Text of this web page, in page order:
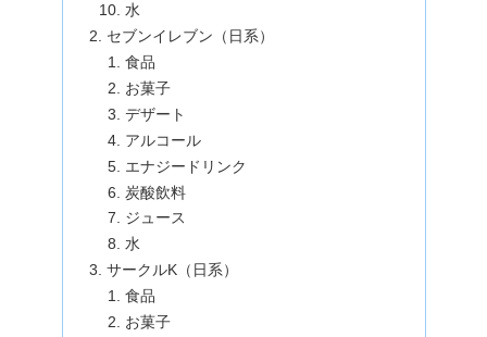
水
セブンイレブン（日系）
食品
お菓子
デザート
アルコール
エナジードリンク
炭酸飲料
ジュース
水
サークルK（日系）
食品
お菓子